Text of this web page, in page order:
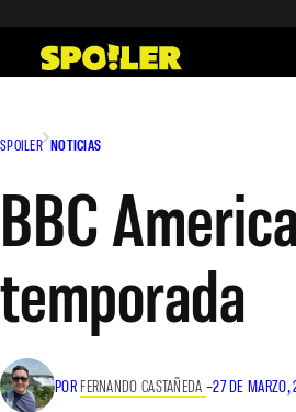
contenido
SPOILER NOTICIAS
BBC
temporada
POR FERNANDO CASTAÑEDA –27 DE MARZO,